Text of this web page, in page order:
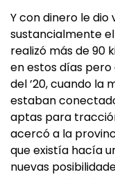
Y con dinero le dio
sustancialmente
realizó más de 90
en estos días
del ’20, cuando
estaban
aptas para
acercó a la
que existía hacía
nuevas